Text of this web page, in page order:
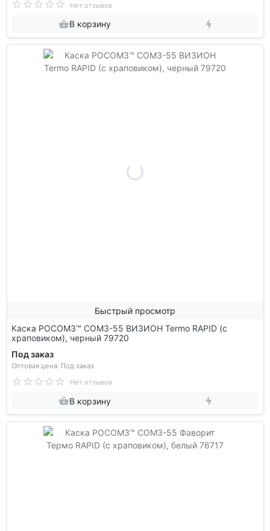
Нет отзывов
В корзину
Быстрый просмотр
Каска РОСОМЗ™ СОМЗ-55 ВИЗИОН Termo RAPID (с
храповиком), черный 79720
Под заказ
Оптовая цена: Под заказ
Нет отзывов
В корзину